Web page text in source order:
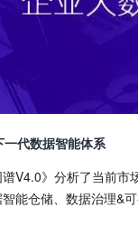
代数据智能体系
V4.0》分析了当前
能仓储、数据治理&